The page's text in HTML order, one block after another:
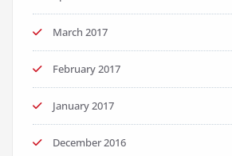
March 2017
February 2017
January 2017
December 2016